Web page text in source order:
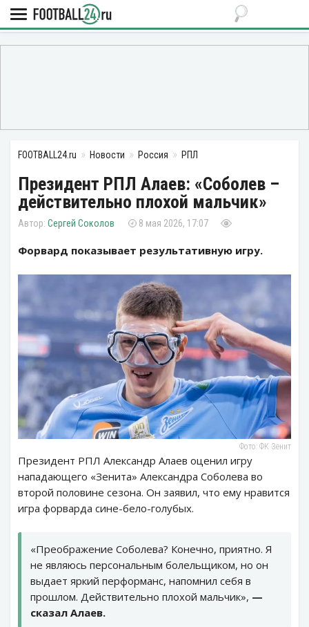
FOOTBALL24.ru Новости Россия РПЛ
Президент РПЛ Алаев: «Соболев –
действительно плохой мальчик»
Сергей Соколов 8 мая 2026, 17:07
Форвард показывает результативную игру.
Фото: ФК Зенит
Президент РПЛ Александр Алаев оценил игру
нападающего «Зенита» Александра Соболева во
второй половине сезона. Он заявил, что ему нравится
игра форварда сине-бело-голубых.
«Преображение Соболева? Конечно, приятно. Я
не являюсь персональным болельщиком, но он
выдает яркий перформанс, напомнил себя в
прошлом. Действительно плохой мальчик», —
сказал Алаев.